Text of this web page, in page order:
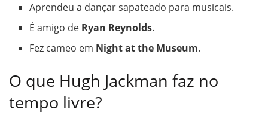
Aprendeu a dançar sapateado para musicais.
É amigo de Ryan Reynolds.
Fez cameo em Night at the Museum.
O que Hugh Jackman faz no
tempo livre?